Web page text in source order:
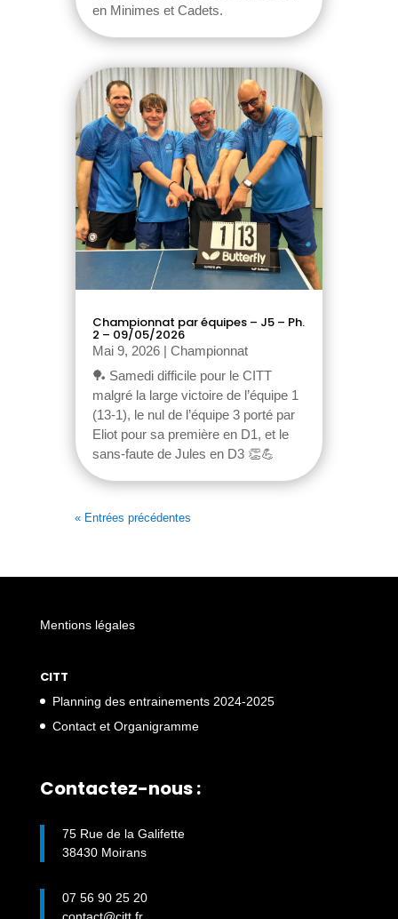
en Minimes et Cadets.
Championnat par équipes – J5 – Ph.
2 – 09/05/2026
Mai 9, 2026| Championnat
🏓 Samedi difficile pour le CITT
malgré la large victoire de l’équipe 1
(13-1), le nul de l’équipe 3 porté par
Eliot pour sa première en D1, et le
sans-faute de Jules en D3 👏💪
« Entrées précédentes
Mentions légales
CITT
Planning des entrainements 2024-2025
Contact et Organigramme
Contactez-nous :
75 Rue de la Galifette
38430 Moirans
07 56 90 25 20